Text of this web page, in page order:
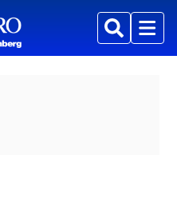
BuscarMenu